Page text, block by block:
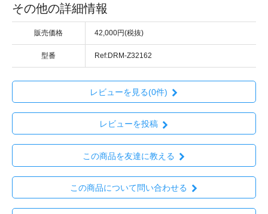
その他の詳細情報
販売価格 42,000円(税抜)
型番 Ref:DRM-Z32162
レビューを見る(0件)
レビューを投稿
この商品を友達に教える
この商品について問い合わせる